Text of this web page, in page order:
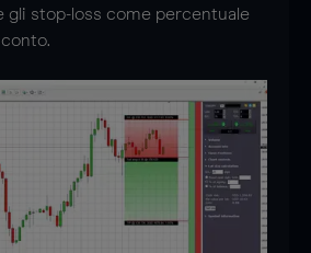
gli stop-loss come percentuale